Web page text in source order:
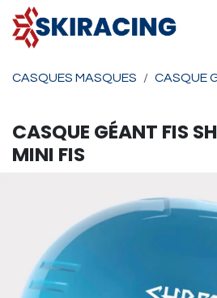
Se rendre au contenu
CASQUES MASQUES CASQUE
CASQUE GÉANT FIS
MINI FIS